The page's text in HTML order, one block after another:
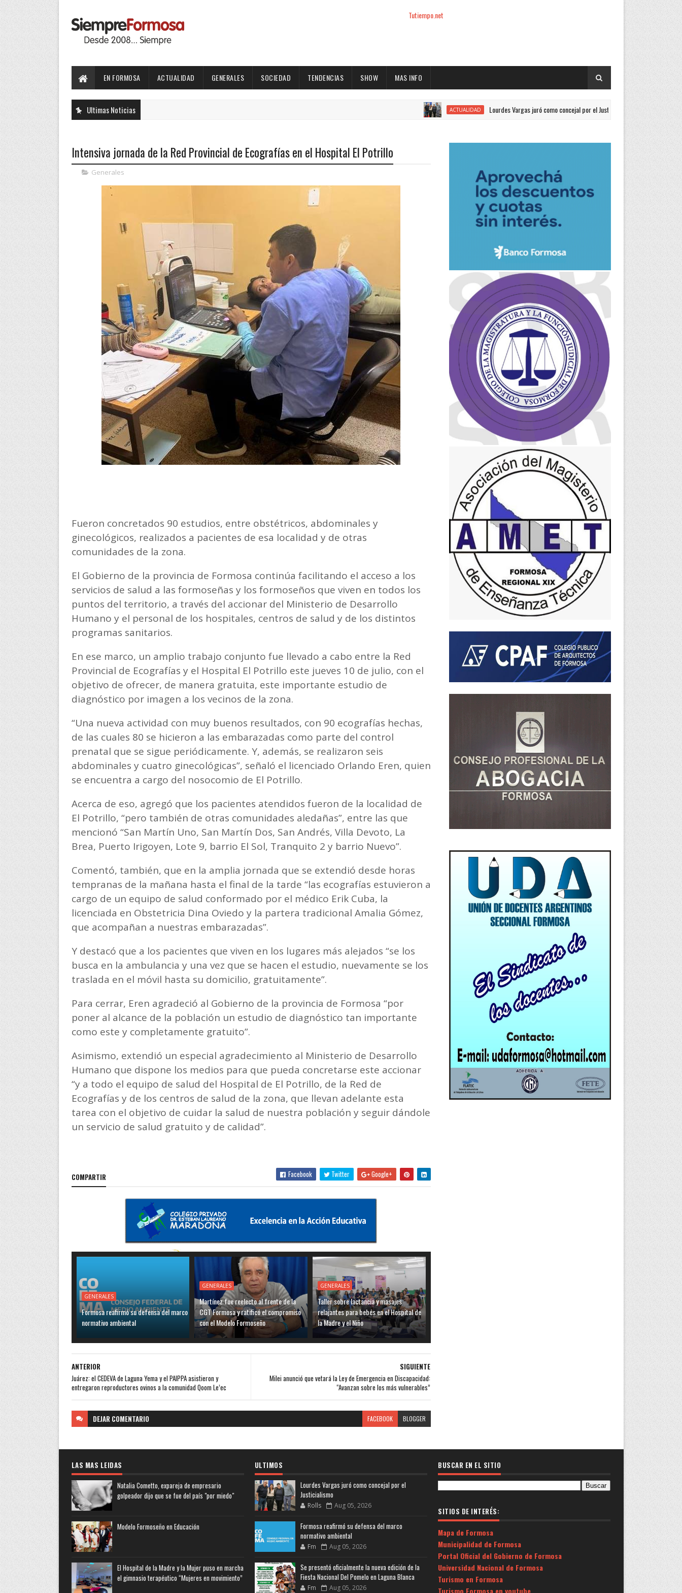
Tutiempo.net
EN FORMOSA ACTUALIDAD GENERALES SOCIEDAD TENDENCIAS SHOW MAS INFO
Ultimas Noticias ACTUALIDAD Lourdes Vargas juró como concejal por el Justicialismo GENERALES
Intensiva jornada de la Red Provincial de Ecografías en el Hospital El Potrillo
Generales
Fueron concretados 90 estudios, entre obstétricos, abdominales y
ginecológicos, realizados a pacientes de esa localidad y de otras
comunidades de la zona.
El Gobierno de la provincia de Formosa continúa facilitando el acceso a los
servicios de salud a las formoseñas y los formoseños que viven en todos los
puntos del territorio, a través del accionar del Ministerio de Desarrollo
Humano y el personal de los hospitales, centros de salud y de los distintos
programas sanitarios.
En ese marco, un amplio trabajo conjunto fue llevado a cabo entre la Red
Provincial de Ecografías y el Hospital El Potrillo este jueves 10 de julio, con el
objetivo de ofrecer, de manera gratuita, este importante estudio de
diagnóstico por imagen a los vecinos de la zona.
“Una nueva actividad con muy buenos resultados, con 90 ecografías hechas,
de las cuales 80 se hicieron a las embarazadas como parte del control
prenatal que se sigue periódicamente. Y, además, se realizaron seis
abdominales y cuatro ginecológicas”, señaló el licenciado Orlando Eren, quien
se encuentra a cargo del nosocomio de El Potrillo.
Acerca de eso, agregó que los pacientes atendidos fueron de la localidad de
El Potrillo, “pero también de otras comunidades aledañas”, entre las que
mencionó “San Martín Uno, San Martín Dos, San Andrés, Villa Devoto, La
Brea, Puerto Irigoyen, Lote 9, barrio El Sol, Tranquito 2 y barrio Nuevo”.
Comentó, también, que en la amplia jornada que se extendió desde horas
tempranas de la mañana hasta el final de la tarde “las ecografías estuvieron a
cargo de un equipo de salud conformado por el médico Erik Cuba, la
licenciada en Obstetricia Dina Oviedo y la partera tradicional Amalia Gómez,
que acompañan a nuestras embarazadas”.
Y destacó que a los pacientes que viven en los lugares más alejados “se los
busca en la ambulancia y una vez que se hacen el estudio, nuevamente se los
traslada en el móvil hasta su domicilio, gratuitamente”.
Para cerrar, Eren agradeció al Gobierno de la provincia de Formosa “por
poner al alcance de la población un estudio de diagnóstico tan importante
como este y completamente gratuito”.
Asimismo, extendió un especial agradecimiento al Ministerio de Desarrollo
Humano que dispone los medios para que pueda concretarse este accionar
“y a todo el equipo de salud del Hospital de El Potrillo, de la Red de
Ecografías y de los centros de salud de la zona, que llevan adelante esta
tarea con el objetivo de cuidar la salud de nuestra población y seguir dándole
un servicio de salud gratuito y de calidad”.
COMPARTIR Facebook Twitter Google+
GENERALES
Formosa reafirmó su defensa del marco
normativo ambiental
GENERALES
Martínez fue reelecto al frente de la
CGT Formosa y ratificó el compromiso
con el Modelo Formoseño
GENERALES
Taller sobre lactancia y masajes
relajantes para bebés en el Hospital de
la Madre y el Niño
SIGUIENTE
Milei anunció que vetará la Ley de Emergencia en Discapacidad:
“Avanzan sobre los más vulnerables”
ANTERIOR
Juárez: el CEDEVA de Laguna Yema y el PAIPPA asistieron y
entregaron reproductores ovinos a la comunidad Qoom Le’ec
DEJAR COMENTARIO FACEBOOK BLOGGER
LAS MAS LEIDAS
Natalia Cometto, expareja de empresario
golpeador dijo que se fue del país "por miedo"
Modelo Formoseño en Educación
El Hospital de la Madre y la Mujer puso en marcha
el gimnasio terapéutico “Mujeres en movimiento”
ULTIMOS
Lourdes Vargas juró como concejal por el
Justicialismo
Rolls Aug 05, 2026
Formosa reafirmó su defensa del marco
normativo ambiental
Fm Aug 05, 2026
Se presentó oficialmente la nueva edición de la
Fiesta Nacional Del Pomelo en Laguna Blanca
Fm Aug 05, 2026
BUSCAR EN EL SITIO
SITIOS DE INTERÉS:
Mapa de Formosa
Municipalidad de Formosa
Portal Oficial del Gobierno de Formosa
Universidad Nacional de Formosa
Turismo en Formosa
Turismo Formosa en youtube